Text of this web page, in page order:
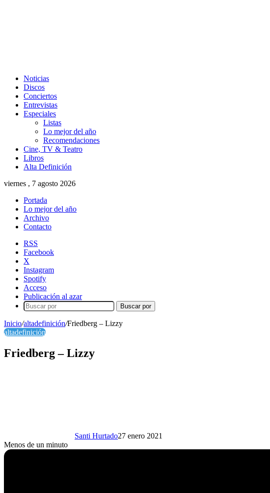
Noticias
Discos
Conciertos
Entrevistas
Especiales
Listas
Lo mejor del año
Recomendaciones
Cine, TV & Teatro
Libros
Alta Definición
viernes , 7 agosto 2026
Portada
Lo mejor del año
Archivo
Contacto
RSS
Facebook
X
Instagram
Spotify
Acceso
Publicación al azar
Buscar por
Inicio/altadefinición/Friedberg – Lizzy
altadefinición
Friedberg – Lizzy
Santi Hurtado27 enero 2021
Menos de un minuto